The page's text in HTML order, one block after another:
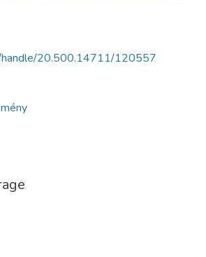
handle/20.500.14711/120557